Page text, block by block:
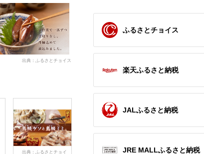
出典：ふるさとチョイス
出典：ふるさとチョイ
出典：楽天ふるさと納
出典：ふるさとチョイ
ふるさとチョイス
楽天ふるさと納税
JALふるさと納税
JRE MALLふるさと納税